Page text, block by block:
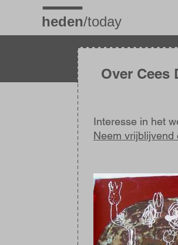
Overslaan
Over Cees
Interesse in het
Neem vrijblijvend
Afbeelding